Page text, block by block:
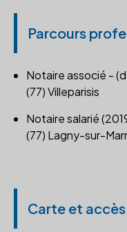
Parcours
Notaire associé -
(77) Villeparisis
Notaire salarié
(77) Lagny-sur-
Carte et accès